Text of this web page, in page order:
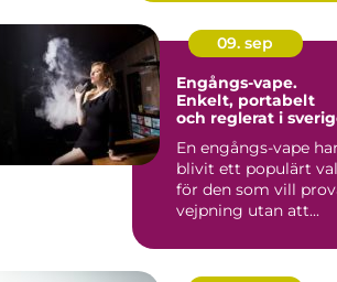
09. sep
Engångs-vape.
Enkelt, portabelt
och reglerat i
En engångs-vape
blivit ett populärt val
för den som vill
vejpning utan att...